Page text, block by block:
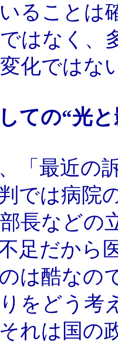
ることは
はなく、
化ではな
ての“光と
「最近の
では病院
長などの
足だから
は酷なの
をどう考
れは国の